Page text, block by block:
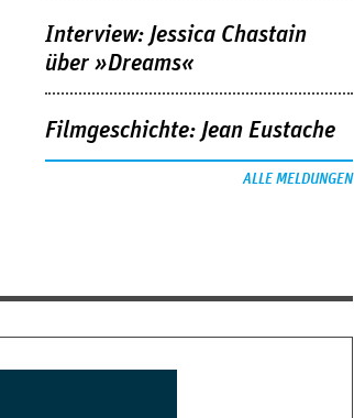
Interview: Jessica Chastain
über »Dreams«
Filmgeschichte: Jean Eustache
ALLE MELDUNGEN